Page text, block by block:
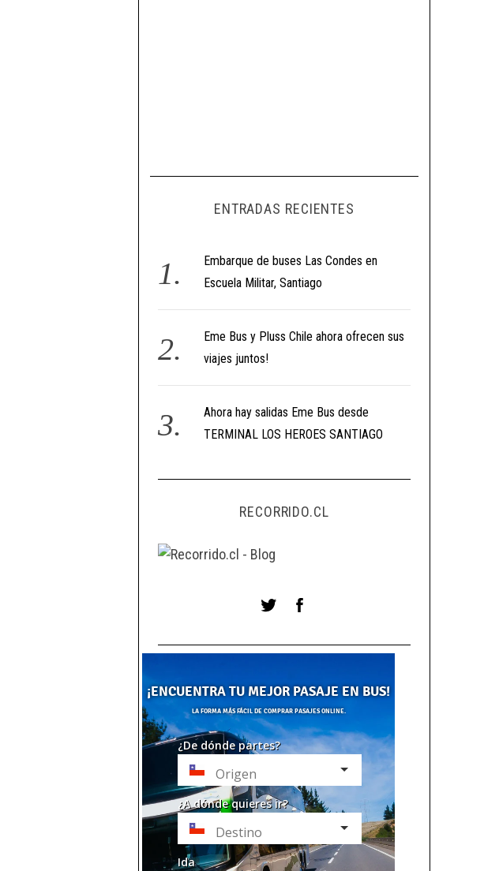
ENTRADAS RECIENTES
Embarque de buses Las Condes en
Escuela Militar, Santiago
Eme Bus y Pluss Chile ahora ofrecen sus
viajes juntos!
Ahora hay salidas Eme Bus desde
TERMINAL LOS HEROES SANTIAGO
RECORRIDO.CL